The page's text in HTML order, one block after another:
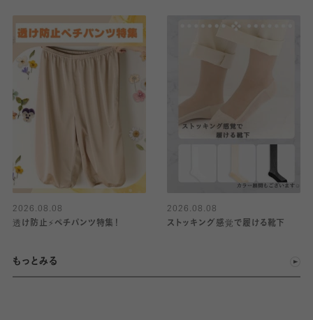
2026.08.08
透け防止⚡️ペチパンツ特集！
2026.08.08
ストッキング感覚で履ける靴下
もっとみる